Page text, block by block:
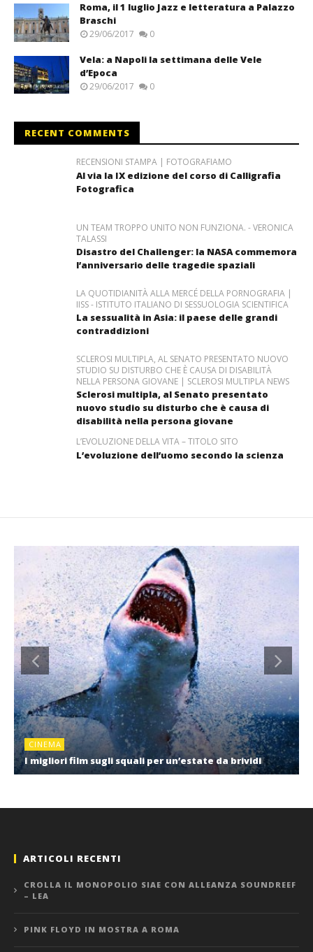
Roma, il 1 luglio Jazz e letteratura a Palazzo
Braschi
29/06/2017 0
Vela: a Napoli la settimana delle Vele
d’Epoca
29/06/2017 0
RECENT COMMENTS
RECENSIONI STAMPA | FOTOGRAFIAMO
Al via la IX edizione del corso di Calligrafia
Fotografica
UN TEAM TROPPO UNITO NON FUNZIONA. - VERONICA
TALASSI
Disastro del Challenger: la NASA commemora
l’anniversario delle tragedie spaziali
LA QUOTIDIANITÀ ALLA MERCÉ DELLA PORNOGRAFIA |
IISS - ISTITUTO ITALIANO DI SESSUOLOGIA SCIENTIFICA
La sessualità in Asia: il paese delle grandi
contraddizioni
SCLEROSI MULTIPLA, AL SENATO PRESENTATO NUOVO
STUDIO SU DISTURBO CHE È CAUSA DI DISABILITÀ
NELLA PERSONA GIOVANE | SCLEROSI MULTIPLA NEWS
Sclerosi multipla, al Senato presentato
nuovo studio su disturbo che è causa di
disabilità nella persona giovane
L’EVOLUZIONE DELLA VITA – TITOLO SITO
L’evoluzione dell’uomo secondo la scienza
CINEMA
I migliori film sugli squali per un’estate da brividi
ARTICOLI RECENTI
CROLLA IL MONOPOLIO SIAE CON ALLEANZA SOUNDREEF
– LEA
PINK FLOYD IN MOSTRA A ROMA